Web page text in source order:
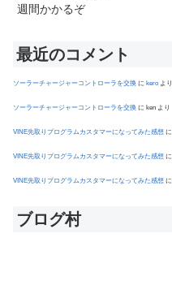
最近のコメント
ソーラーチャージャーコントローラを交換 に kero より
ソーラーチャージャーコントローラを交換 に ken より
VINE先取りプログラムカスタマーになってみた感想 に
VINE先取りプログラムカスタマーになってみた感想 に
VINE先取りプログラムカスタマーになってみた感想 に
ブログ村